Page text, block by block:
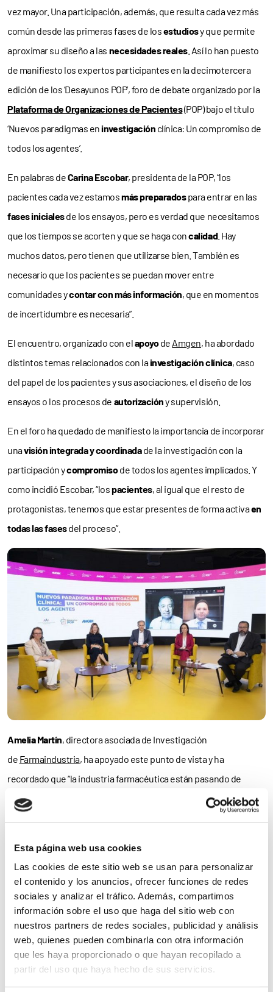
Esta página web usa cookies
Las cookies de este sitio web se usan para personalizar
el contenido y los anuncios, ofrecer funciones de redes
sociales y analizar el tráfico. Además, compartimos
información sobre el uso que haga del sitio web con
nuestros partners de redes sociales, publicidad y análisis
web, quienes pueden combinarla con otra información
que les haya proporcionado o que hayan recopilado a
partir del uso que haya hecho de sus servicios.
vez mayor. Una participación, además, que resulta cada vez más
común desde las primeras fases de losestudiosy que permite
aproximar su diseño a las necesidadesreales. Así lo han puesto
de manifiesto los expertos participantes en la decimotercera
edición de los ‘Desayunos POP’, foro de debate organizado por la
Plataforma de Organizaciones de Pacientes(POP) bajo el título
‘Nuevos paradigmas eninvestigación clínica: Un compromiso de
todos los agentes’.
En palabras deCarina Escobar, presidenta de la POP, “los
pacientes cada vez estamosmás preparadospara entrar en las
fases inicialesde los ensayos, pero es verdad que necesitamos
que los tiempos se acorten y que se haga concalidad. Hay
muchos datos, pero tienen que utilizarse bien. También es
necesario que los pacientes se puedan mover entre
comunidades ycontar con más información, que en momentos
de incertidumbre es necesaria”.
El encuentro, organizado con elapoyode Amgen, ha abordado
distintos temas relacionados con lainvestigación clínica, caso
del papel de los pacientes y sus asociaciones, el diseño de los
ensayos o los procesos de autorizacióny supervisión.
En el foro ha quedado de manifiesto la importancia de incorporar
unavisión integrada y coordinadade la investigación con la
participación ycompromisode todos los agentes implicados. Y
como incidió Escobar, “lospacientes, al igual que el resto de
protagonistas, tenemos que estar presentes de forma activaen
todas las fasesdel proceso”.
Amelia Martín, directora asociada de Investigación
de Farmaindustria, ha apoyado este punto de vista y ha
recordado que “la industria farmacéutica están pasando de
investigar para los pacientes
investigar con los pacientes.
En esta misma línea resaltó que “en los dos últimos años han
visto la luzdos guíasorientadas a reforzar la participación de los
pacientes –adultosy pediátricos– en los procesos de I+D de
nuevos medicamentos, ambas impulsadas por Farmaindustria y
realizadas en colaboración con representantes de clínicos,
investigadores y, por supuesto, pacientes”.
La doctora Eva Bermejo, directora del Instituto de Investigación